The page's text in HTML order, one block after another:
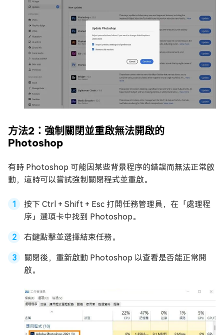
方法2：強制關閉並重啟無法開啟的
Photoshop
有時 Photoshop 可能因某些背景程序的錯誤而無法正常啟
動，這時可以嘗試強制關閉程式並重啟。
按下 Ctrl + Shift + Esc 打開任務管理員，在「處理程
序」選項卡中找到 Photoshop。
右鍵點擊並選擇結束任務。
關閉後，重新啟動 Photoshop 以查看是否能正常開
啟。